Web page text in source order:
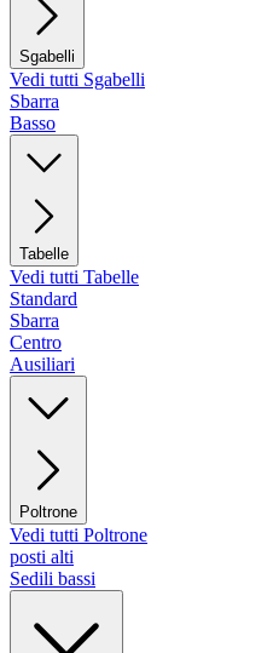
Sgabelli
Vedi tutti Sgabelli
Sbarra
Basso
Tabelle
Vedi tutti Tabelle
Standard
Sbarra
Centro
Ausiliari
Poltrone
Vedi tutti Poltrone
posti alti
Sedili bassi